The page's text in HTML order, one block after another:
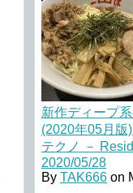
新作ディープ
(2020年05月版
テクノ －
2020/05/28
By TAK666 on